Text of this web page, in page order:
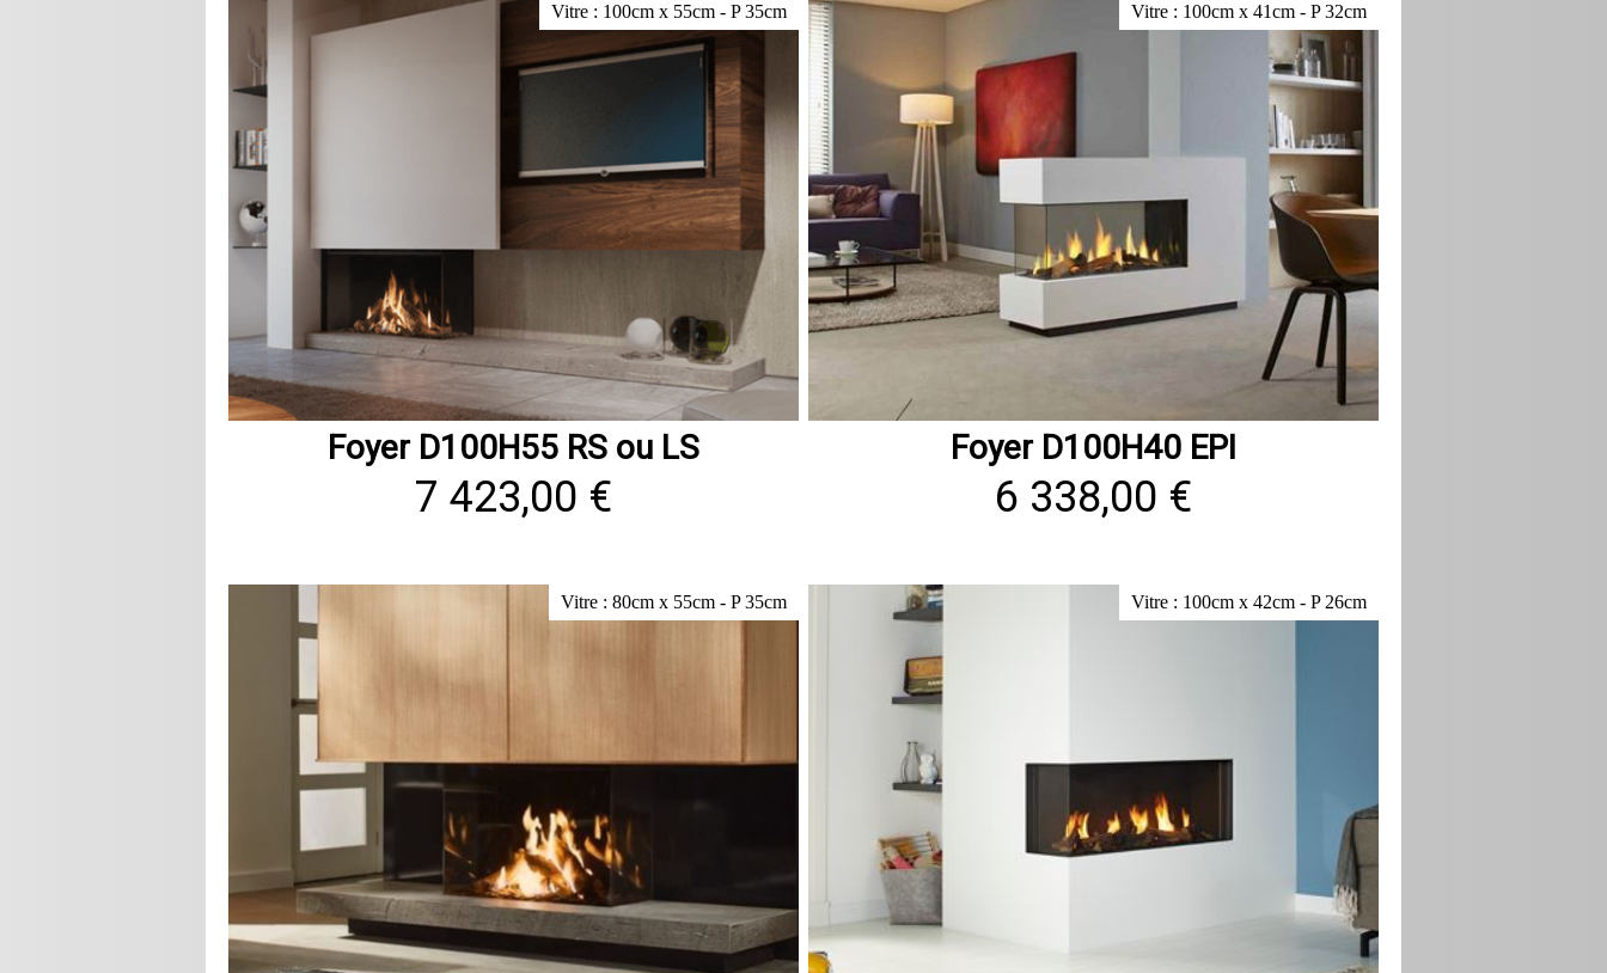
Vitre : 100cm x 55cm - P 35cm
Foyer D100H55 RS ou LS
7 423,00 €
Vitre : 100cm x 41cm - P 32cm
Foyer D100H40 EPI
6 338,00 €
Vitre : 80cm x 55cm - P 35cm Vitre : 100cm x 42cm - P 26cm